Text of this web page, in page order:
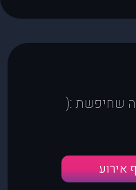
שחיפשת :(
אירוע